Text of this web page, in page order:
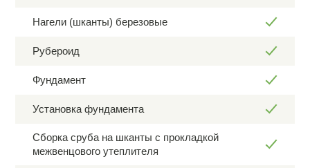
Нагели (шканты) березовые
Рубероид
Фундамент
Установка фундамента
Сборка сруба на шканты с прокладкой
межвенцового утеплителя